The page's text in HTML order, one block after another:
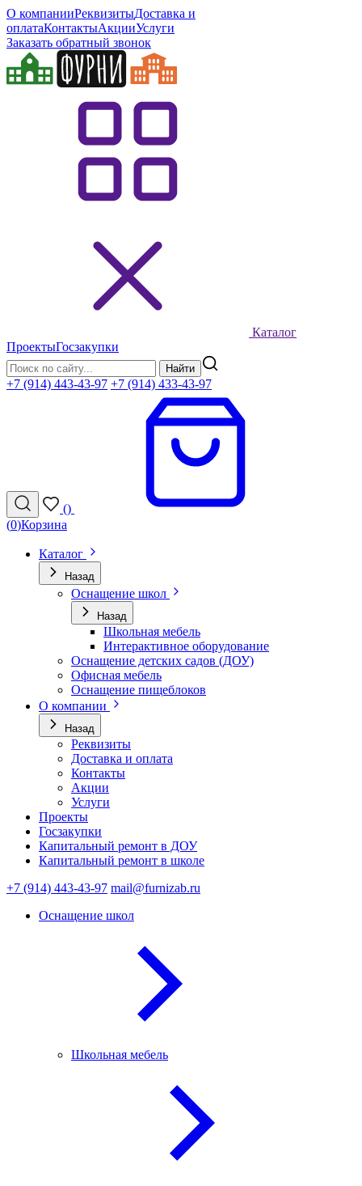
О компанииРеквизитыДоставка и
оплатаКонтактыАкцииУслуги
Заказать обратный звонок
Каталог
ПроектыГосзакупки
Найти
+7 (914) 443-43-97 +7 (914) 433-43-97
()
(0)Корзина
Каталог
Назад
Оснащение школ
Назад
Школьная мебель
Интерактивное оборудование
Оснащение детских садов (ДОУ)
Офисная мебель
Оснащение пищеблоков
О компании
Назад
Реквизиты
Доставка и оплата
Контакты
Акции
Услуги
Проекты
Госзакупки
Капитальный ремонт в ДОУ
Капитальный ремонт в школе
+7 (914) 443-43-97 mail@furnizab.ru
Оснащение школ
Школьная мебель